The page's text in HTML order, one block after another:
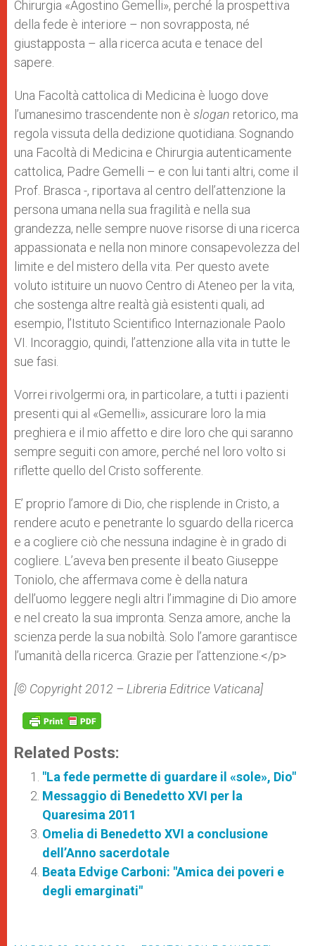
Chirurgia «Agostino Gemelli», perché la prospettiva
della fede è interiore – non sovrapposta, né
giustapposta – alla ricerca acuta e tenace del
sapere.
Una Facoltà cattolica di Medicina è luogo dove
l’umanesimo trascendente non è slogan retorico, ma
regola vissuta della dedizione quotidiana. Sognando
una Facoltà di Medicina e Chirurgia autenticamente
cattolica, Padre Gemelli – e con lui tanti altri, come il
Prof. Brasca -, riportava al centro dell’attenzione la
persona umana nella sua fragilità e nella sua
grandezza, nelle sempre nuove risorse di una ricerca
appassionata e nella non minore consapevolezza del
limite e del mistero della vita. Per questo avete
voluto istituire un nuovo Centro di Ateneo per la vita,
che sostenga altre realtà già esistenti quali, ad
esempio, l’Istituto Scientifico Internazionale Paolo
VI. Incoraggio, quindi, l’attenzione alla vita in tutte le
sue fasi.
Vorrei rivolgermi ora, in particolare, a tutti i pazienti
presenti qui al «Gemelli», assicurare loro la mia
preghiera e il mio affetto e dire loro che qui saranno
sempre seguiti con amore, perché nel loro volto si
riflette quello del Cristo sofferente.
E’ proprio l’amore di Dio, che risplende in Cristo, a
rendere acuto e penetrante lo sguardo della ricerca
e a cogliere ciò che nessuna indagine è in grado di
cogliere. L’aveva ben presente il beato Giuseppe
Toniolo, che affermava come è della natura
dell’uomo leggere negli altri l’immagine di Dio amore
e nel creato la sua impronta. Senza amore, anche la
scienza perde la sua nobiltà. Solo l’amore garantisce
l’umanità della ricerca. Grazie per l’attenzione.</p>
[© Copyright 2012 – Libreria Editrice Vaticana]
Related Posts:
"La fede permette di guardare il «sole», Dio"
Messaggio di Benedetto XVI per la
Quaresima 2011
Omelia di Benedetto XVI a conclusione
dell’Anno sacerdotale
Beata Edvige Carboni: "Amica dei poveri e
degli emarginati"